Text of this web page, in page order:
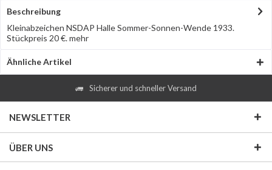
Beschreibung
Kleinabzeichen NSDAP Halle Sommer-Sonnen-Wende 1933.
Stückpreis 20 €.mehr
Ähnliche Artikel
Sicherer und schneller Versand
NEWSLETTER
ÜBER UNS